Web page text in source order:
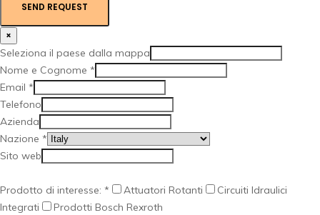
SEND REQUEST
×
Seleziona il paese dalla mappa
Nome e Cognome *
Email *
Telefono
Azienda
Nazione *
Sito web
Prodotto di interesse: * Attuatori Rotanti
Circuiti Idraulici
Integrati
Prodotti Bosch Rexroth